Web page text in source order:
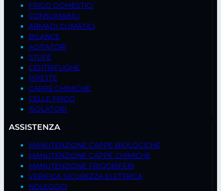
FRIGO DOMESTICI
CONSUMABILI
ARMADI CLIMATICI
BILANCE
AGITATORI
STUFE
CENTRIFUGHE
PIPETTE
CAPPE CHIMICHE
CELLE FRIGO
ISOLATORI
ASSISTENZA
MANUTENZIONE CAPPE BIOLOGICHE
MANUTENZIONE CAPPE CHIMICHE
MANUTENZIONE FRIGORIFERI
VERIFICA SICUREZZA ELETTRICA
NOLEGGIO